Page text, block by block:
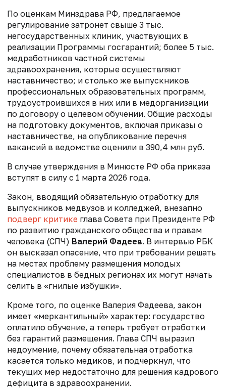
По оценкам Минздрава РФ, предлагаемое
регулирование затронет свыше 3 тыс.
негосударственных клиник, участвующих в
реализации Программы госгарантий; более 5 тыс.
медработников частной системы
здравоохранения, которые осуществляют
наставничество; и столько же выпускников
профессиональных образовательных программ,
трудоустроившихся в них или в медорганизации
по договору о целевом обучении. Общие расходы
на подготовку документов, включая приказы о
наставничестве, на опубликование перечня
вакансий в ведомстве оценили в 390,4 млн руб.
В случае утверждения в Минюсте РФ оба приказа
вступят в силу с 1 марта 2026 года.
Закон, вводящий обязательную отработку для
выпускников медвузов и колледжей, внезапно
подверг критике глава Совета при Президенте РФ
по развитию гражданского общества и правам
человека (СПЧ) Валерий Фадеев. В интервью РБК
он высказал опасение, что при требовании решать
на местах проблему размещения молодых
специалистов в бедных регионах их могут начать
селить в «гнилые избушки».
Кроме того, по оценке Валерия Фадеева, закон
имеет «меркантильный» характер: государство
оплатило обучение, а теперь требует отработки
без гарантий размещения. Глава СПЧ выразил
недоумение, почему обязательная отработка
касается только медиков, и подчеркнул, что
текущих мер недостаточно для решения кадрового
дефицита в здравоохранении.